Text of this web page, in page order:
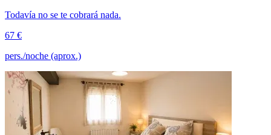
Todavía no se te cobrará nada.
67 €
pers./noche (aprox.)